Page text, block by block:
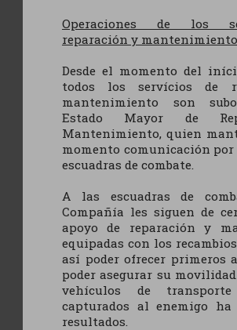
Operaciones de los
reparación y mantenimiento
Desde el momento del
todos los servícios de
mantenimiento son
Estado Mayor de
Mantenimiento, quien
momento comunicación
escuadras de combate.
A las escuadras de
Compañía les siguen de
apoyo de reparación y
equipadas con los
así poder ofrecer primeros
poder asegurar su
vehículos de
capturados al enemigo ha
resultados.